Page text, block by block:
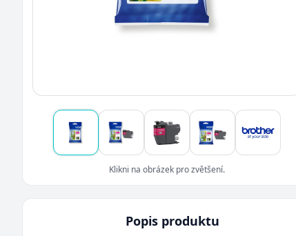
Klikni na obrázek pro zvětšení.
Popis produktu